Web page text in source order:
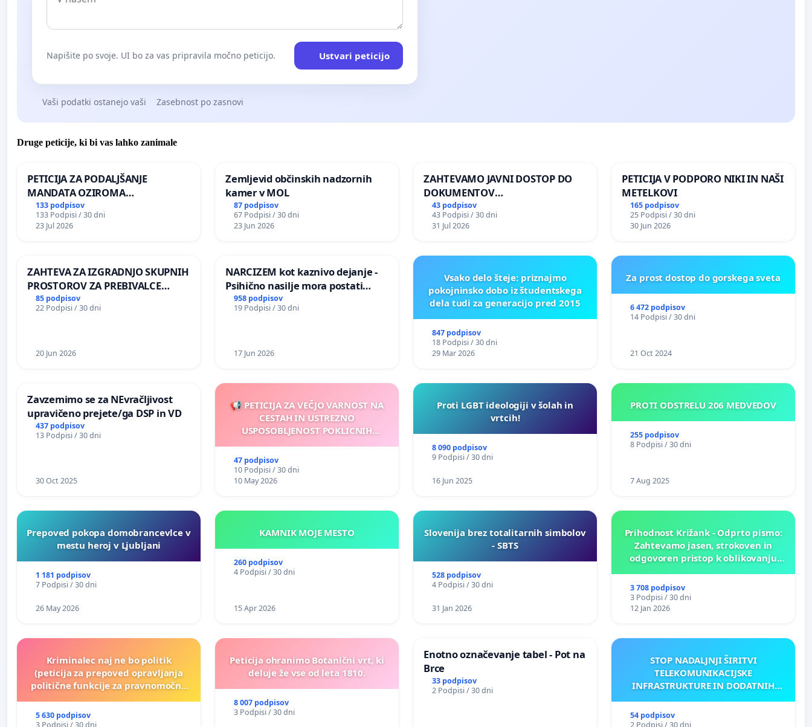
Napišite po svoje. UI bo za vas pripravila močno peticijo. Ustvari peticijo
Vaši podatki ostanejo vaši Zasebnost po zasnovi
Druge peticije, ki bi vas lahko zanimale
PETICIJA ZA PODALJŠANJE
MANDATA OZIROMA
ČIMPREJŠNJO PONOVNO
NAPOTITEV GOSPODA BERNARDA
ŠRAJNERJA NA VELEPOSLANIŠTVO
133 podpisov
133 Podpisi / 30 dni
23 Jul 2026
Zemljevid občinskih nadzornih
kamer v MOL
87 podpisov
67 Podpisi / 30 dni
23 Jun 2026
ZAHTEVAMO JAVNI DOSTOP DO
DOKUMENTOV
PARLAMENTARNIH
PREISKOVALNIH KOMISIJ O
ILEGALNI TRGOVINI Z OROŽJEM
43 podpisov
43 Podpisi / 30 dni
31 Jul 2026
PETICIJA V PODPORO NIKI IN NAŠI
METELKOVI
165 podpisov
25 Podpisi / 30 dni
30 Jun 2026
ZAHTEVA ZA IZGRADNJO SKUPNIH
PROSTOROV ZA PREBIVALCE
KRAJEVNE SKUPNOSTI
PRESTRANEK
85 podpisov
22 Podpisi / 30 dni
20 Jun 2026
NARCIZEM kot kaznivo dejanje -
Psihično nasilje mora postati
enako prepoznano kot fizično
nasilje
958 podpisov
19 Podpisi / 30 dni
17 Jun 2026
Vsako delo šteje: priznajmo
pokojninsko dobo iz študentskega
dela tudi za generacijo pred 2015
847 podpisov
18 Podpisi / 30 dni
29 Mar 2026
Za prost dostop do gorskega sveta
6 472 podpisov
14 Podpisi / 30 dni
21 Oct 2024
Zavzemimo se za NEvračljivost
upravičeno prejete/ga DSP in VD
437 podpisov
13 Podpisi / 30 dni
30 Oct 2025
📢 PETICIJA ZA VEČJO VARNOST NA
CESTAH IN USTREZNO
USPOSOBLJENOST POKLICNIH
47 podpisov
10 Podpisi / 30 dni
10 May 2026
Proti LGBT ideologiji v šolah in
vrtcih!
8 090 podpisov
9 Podpisi / 30 dni
16 Jun 2025
PROTI ODSTRELU 206 MEDVEDOV
255 podpisov
8 Podpisi / 30 dni
7 Aug 2025
Prepoved pokopa domobrancevlce v
mestu heroj v Ljubljani
1 181 podpisov
7 Podpisi / 30 dni
26 May 2026
KAMNIK MOJE MESTO
260 podpisov
4 Podpisi / 30 dni
15 Apr 2026
Slovenija brez totalitarnih simbolov
- SBTS
528 podpisov
4 Podpisi / 30 dni
31 Jan 2026
Prihodnost Križank - Odprto pismo:
Zahtevamo jasen, strokoven in
odgovoren pristop k oblikovanju
3 708 podpisov
3 Podpisi / 30 dni
12 Jan 2026
Kriminalec naj ne bo politik
(peticija za prepoved opravljanja
politične funkcije za pravnomočno
5 630 podpisov
3 Podpisi / 30 dni
Peticija ohranimo Botanični vrt, ki
deluje že vse od leta 1810.
8 007 podpisov
3 Podpisi / 30 dni
Enotno označevanje tabel - Pot na
Brce
33 podpisov
2 Podpisi / 30 dni
STOP NADALJNJI ŠIRITVI
TELEKOMUNIKACIJSKE
INFRASTRUKTURE IN DODATNIH
54 podpisov
2 Podpisi / 30 dni